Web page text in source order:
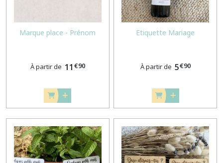
Marque place - Prénom
À partir de 11 €90
Etiquette Mariage
À partir de 5€90